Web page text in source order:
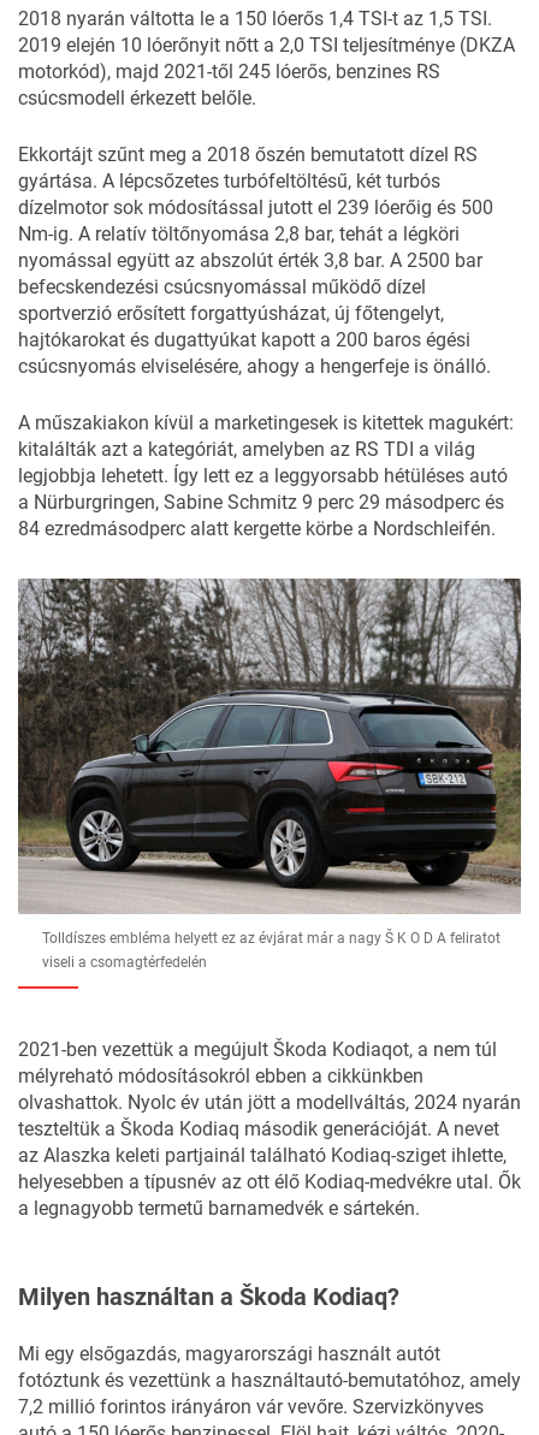
2018 nyarán váltotta le a 150 lóerős 1,4 TSI-t az 1,5 TSI.
2019 elején 10 lóerőnyit nőtt a 2,0 TSI teljesítménye (DKZA
motorkód), majd 2021-től 245 lóerős, benzines RS
csúcsmodell érkezett belőle.
Ekkortájt szűnt meg a 2018 őszén bemutatott dízel RS
gyártása. A lépcsőzetes turbófeltöltésű, két turbós
dízelmotor sok módosítással jutott el 239 lóerőig és 500
Nm-ig. A relatív töltőnyomása 2,8 bar, tehát a légköri
nyomással együtt az abszolút érték 3,8 bar. A 2500 bar
befecskendezési csúcsnyomással működő dízel
sportverzió erősített forgattyúsházat, új főtengelyt,
hajtókarokat és dugattyúkat kapott a 200 baros égési
csúcsnyomás elviselésére, ahogy a hengerfeje is önálló.
A műszakiakon kívül a marketingesek is kitettek magukért:
kitalálták azt a kategóriát, amelyben az RS TDI a világ
legjobbja lehetett. Így lett ez a leggyorsabb hétüléses autó
a Nürburgringen, Sabine Schmitz 9 perc 29 másodperc és
84 ezredmásodperc alatt kergette körbe a Nordschleifén.
Tolldíszes embléma helyett ez az évjárat már a nagy Š K O D A feliratot
viseli a csomagtérfedelén
2021-ben vezettük a megújult Škoda Kodiaqot, a nem túl
mélyreható módosításokról ebben a cikkünkben
olvashattok. Nyolc év után jött a modellváltás, 2024 nyarán
teszteltük a Škoda Kodiaq második generációját. A nevet
az Alaszka keleti partjainál található Kodiaq-sziget ihlette,
helyesebben a típusnév az ott élő Kodiaq-medvékre utal. Ők
a legnagyobb termetű barnamedvék e sártekén.
Milyen használtan a Škoda Kodiaq?
Mi egy elsőgazdás, magyarországi használt autót
fotóztunk és vezettünk a használtautó-bemutatóhoz, amely
7,2 millió forintos irányáron vár vevőre. Szervizkönyves